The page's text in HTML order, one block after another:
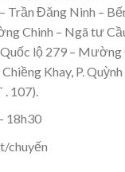
Trần Đăng Ninh –
Chinh – Ngã tư
lộ 279 – Mường
Khay, P.
107).
18h30
chuyến